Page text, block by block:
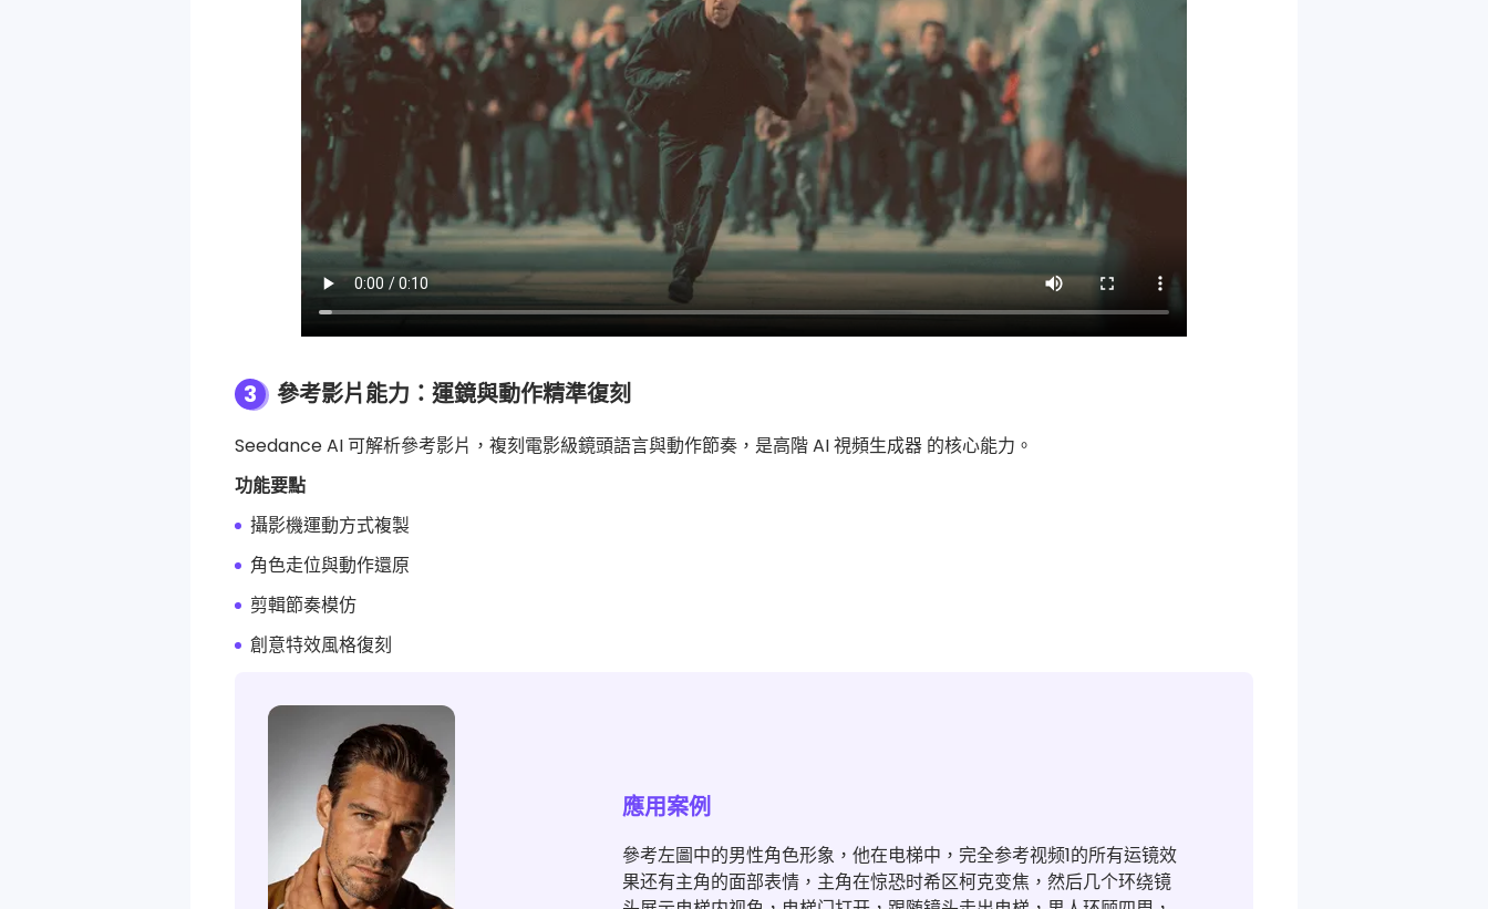
3 參考影片能力：運鏡與動作精準復刻
Seedance AI 可解析參考影片，複刻電影級鏡頭語言與動作節奏，是高階 AI 視頻生成器 的核心能力。
功能要點
攝影機運動方式複製
角色走位與動作還原
剪輯節奏模仿
創意特效風格復刻
應用案例
參考左圖中的男性角色形象，他在电梯中，完全参考视频1的所有运镜效
果还有主角的面部表情，主角在惊恐时希区柯克变焦，然后几个环绕镜